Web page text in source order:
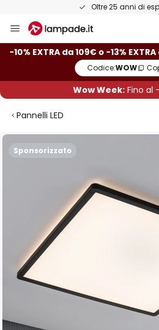
Oltre 25 anni di
Salta
al
contenuto
-10% EXTRA da 109€ o -13%
Codice:WOW
Wow Week: Fino al
Pannelli LED
Sponsorizzato
Vai
alla
immagini